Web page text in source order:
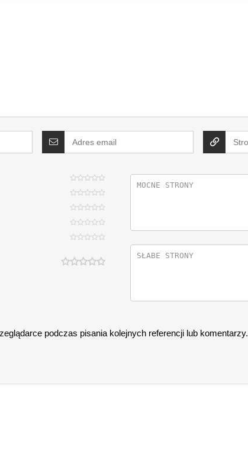
podczas pisania kolejnych referencji lub komentarzy.